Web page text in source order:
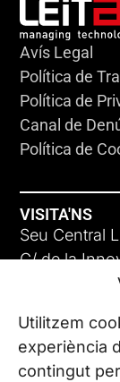
Utilitzem
experiència
contingut
Avís Legal
Política de
Política de
Canal de
Política de
VISITA'NS
Seu Central
C/ de la
08225
Coneix les